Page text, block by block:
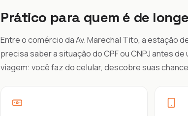
Prático para quem é de longe
Entre o comércio da Av. Marechal Tito, a estação
precisa saber a situação do CPF ou CNPJ antes
viagem: você faz do celular, descobre suas